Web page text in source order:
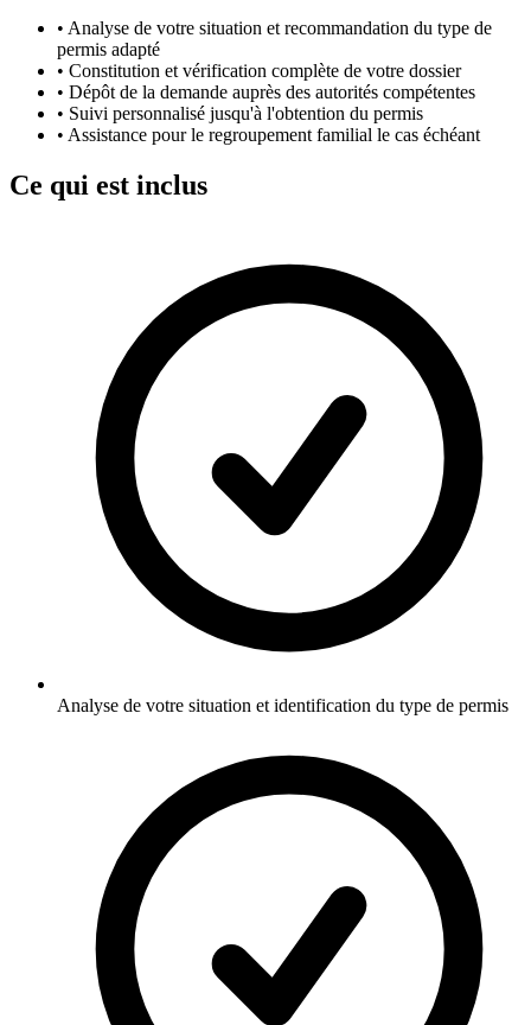
• Analyse de votre situation et recommandation du type de
permis adapté
• Constitution et vérification complète de votre dossier
• Dépôt de la demande auprès des autorités compétentes
• Suivi personnalisé jusqu'à l'obtention du permis
• Assistance pour le regroupement familial le cas échéant
Ce qui est inclus
Analyse de votre situation et identification du type de permis